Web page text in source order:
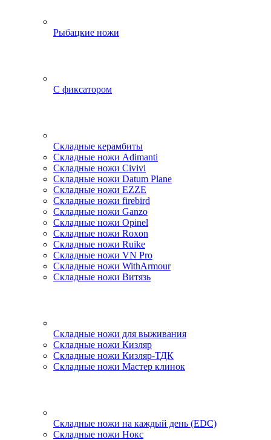
Рыбацкие ножи
С фиксатором
Складные керамбиты
Складные ножи Adimanti
Складные ножи Civivi
Складные ножи Datum Plane
Складные ножи EZZE
Складные ножи firebird
Складные ножи Ganzo
Складные ножи Opinel
Складные ножи Roxon
Складные ножи Ruike
Складные ножи VN Pro
Складные ножи WithArmour
Складные ножи Витязь
Складные ножи для выживания
Складные ножи Кизляр
Складные ножи Кизляр-ТДК
Складные ножи Мастер клинок
Складные ножи на каждый день (EDC)
Складные ножи Нокс